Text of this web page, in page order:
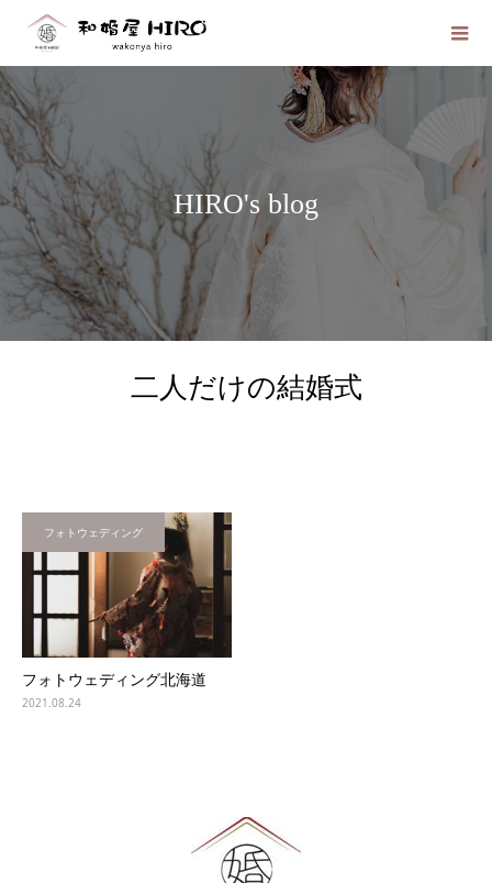
HIRO's blog
二人だけの結婚式
フォトウェディング
フォトウェディング北海道
2021.08.24